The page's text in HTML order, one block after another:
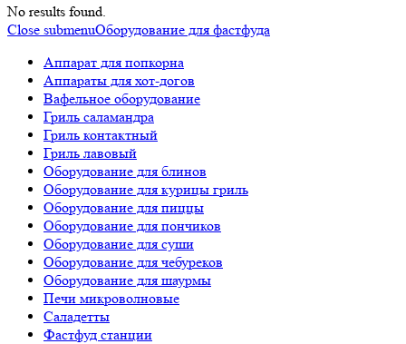
No results found.
Close submenuОборудование для фастфуда
Аппарат для попкорна
Аппараты для хот-догов
Вафельное оборудование
Гриль саламандра
Гриль контактный
Гриль лавовый
Оборудование для блинов
Оборудование для курицы гриль
Оборудование для пиццы
Оборудование для пончиков
Оборудование для суши
Оборудование для чебуреков
Оборудование для шаурмы
Печи микроволновые
Саладетты
Фастфуд станции